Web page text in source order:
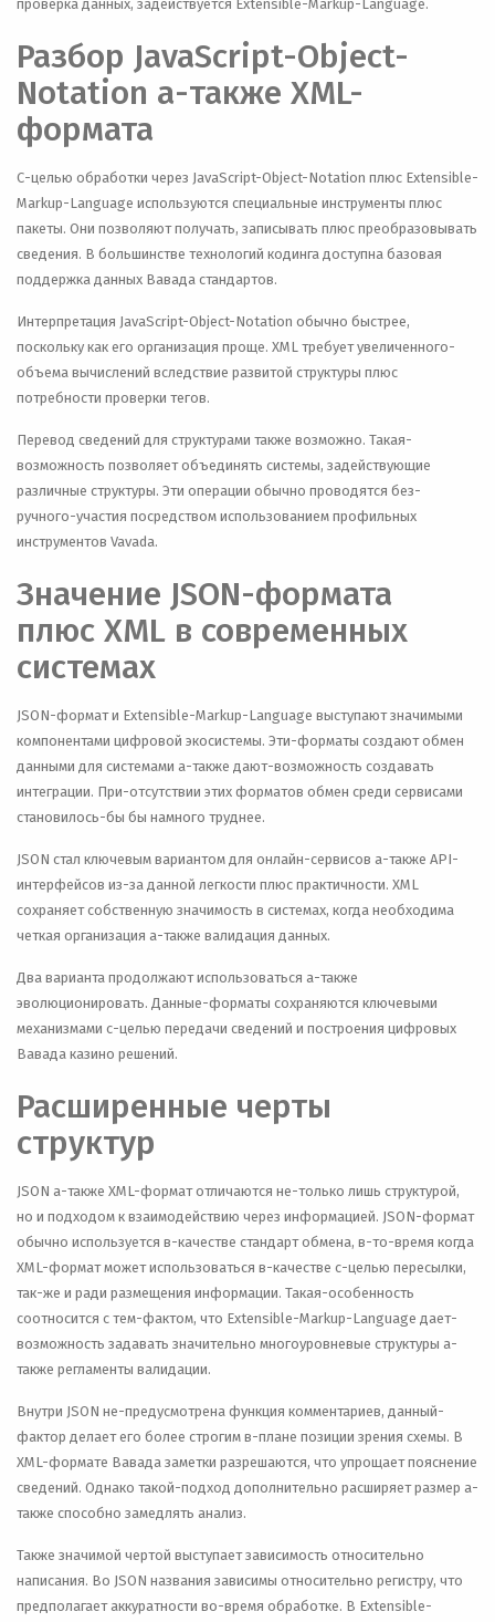
проверка данных, задействуется Extensible-Markup-Language.
Разбор JavaScript-Object-
Notation а-также XML-
формата
С-целью обработки через JavaScript-Object-Notation плюс Extensible-
Markup-Language используются специальные инструменты плюс
пакеты. Они позволяют получать, записывать плюс преобразовывать
сведения. В большинстве технологий кодинга доступна базовая
поддержка данных Вавада стандартов.
Интерпретация JavaScript-Object-Notation обычно быстрее,
поскольку как его организация проще. XML требует увеличенного-
объема вычислений вследствие развитой структуры плюс
потребности проверки тегов.
Перевод сведений для структурами также возможно. Такая-
возможность позволяет объединять системы, задействующие
различные структуры. Эти операции обычно проводятся без-
ручного-участия посредством использованием профильных
инструментов Vavada.
Значение JSON-формата
плюс XML в современных
системах
JSON-формат и Extensible-Markup-Language выступают значимыми
компонентами цифровой экосистемы. Эти-форматы создают обмен
данными для системами а-также дают-возможность создавать
интеграции. При-отсутствии этих форматов обмен среди сервисами
становилось-бы бы намного труднее.
JSON стал ключевым вариантом для онлайн-сервисов а-также API-
интерфейсов из-за данной легкости плюс практичности. XML
сохраняет собственную значимость в системах, когда необходима
четкая организация а-также валидация данных.
Два варианта продолжают использоваться а-также
эволюционировать. Данные-форматы сохраняются ключевыми
механизмами с-целью передачи сведений и построения цифровых
Вавада казино решений.
Расширенные черты
структур
JSON а-также XML-формат отличаются не-только лишь структурой,
но и подходом к взаимодействию через информацией. JSON-формат
обычно используется в-качестве стандарт обмена, в-то-время когда
XML-формат может использоваться в-качестве с-целью пересылки,
так-же и ради размещения информации. Такая-особенность
соотносится с тем-фактом, что Extensible-Markup-Language дает-
возможность задавать значительно многоуровневые структуры а-
также регламенты валидации.
Внутри JSON не-предусмотрена функция комментариев, данный-
фактор делает его более строгим в-плане позиции зрения схемы. В
XML-формате Вавада заметки разрешаются, что упрощает пояснение
сведений. Однако такой-подход дополнительно расширяет размер а-
также способно замедлять анализ.
Также значимой чертой выступает зависимость относительно
написания. Во JSON названия зависимы относительно регистру, что
предполагает аккуратности во-время обработке. В Extensible-